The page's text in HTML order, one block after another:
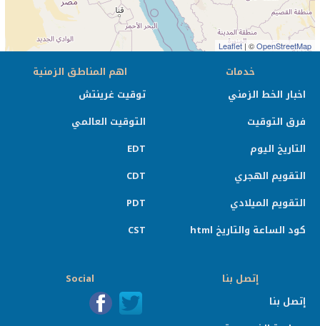
Leaflet| ©OpenStreetMap
خدمات
اخبار الخط الزمني
فرق التوقيت
التاريخ اليوم
التقويم الهجري
التقويم الميلادي
كود الساعة والتاريخ html
اهم المناطق الزمنية
توقيت غرينتش
التوقيت العالمي
EDT
CDT
PDT
CST
إتصل بنا
إتصل بنا
Social